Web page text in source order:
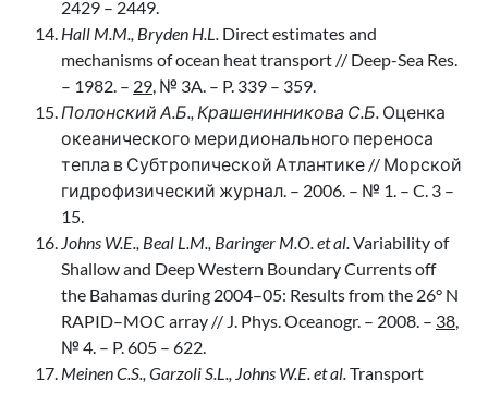
2429 – 2449.
Hall M.M., Bryden H.L. Direct estimates and
mechanisms of ocean heat transport // Deep-Sea Res.
– 1982. – 29, № 3A. – P. 339 – 359.
Полонский А.Б., Крашенинникова С.Б. Оценка
океанического меридионального переноса
тепла в Субтропической Атлантике // Морской
гидрофизический журнал. – 2006. – № 1. – C. 3 –
15.
Johns W.E., Beal L.M., Baringer M.O. et al.Variability of
Shallow and Deep Western Boundary Currents off
the Bahamas during 2004–05: Results from the 26° N
RAPID–MOC array // J. Phys. Oceanogr. – 2008. – 38,
№ 4. – P. 605 – 622.
Meinen C.S., Garzoli S.L., Johns W.E. et al.Transport